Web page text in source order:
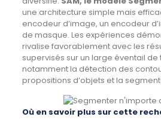
une architecture simple mais
encodeur d’image, un encodeur
de masque. Les expériences
rivalise favorablement avec les
supervisés sur un large éventail de
notamment la détection des
propositions d’objets et la
Où en savoir plus sur cette